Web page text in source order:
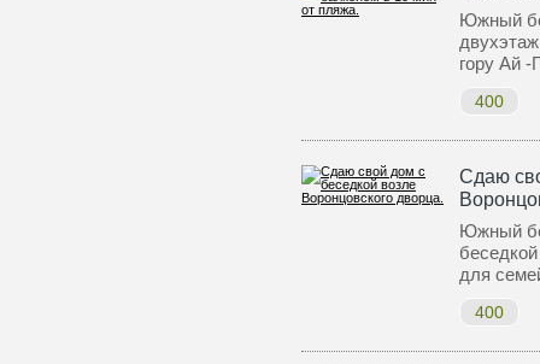
Южный
гору Ай
400
Сдаю
Южный
для
400